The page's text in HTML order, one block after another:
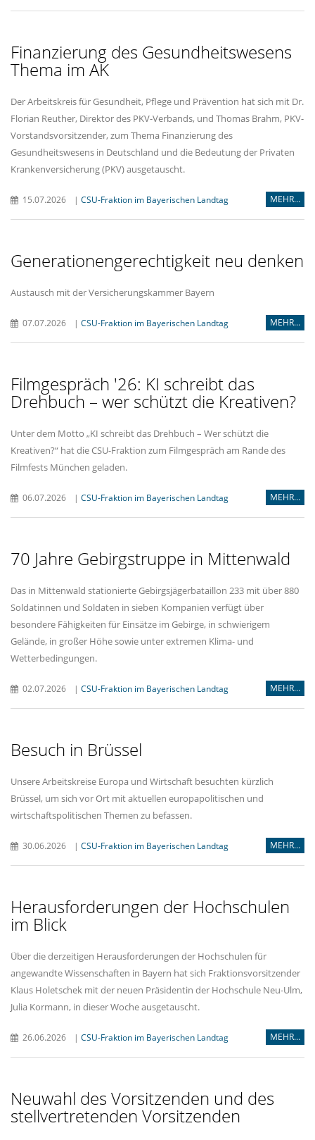
Finanzierung des Gesundheitswesens
Thema im AK
Der Arbeitskreis für Gesundheit, Pflege und Prävention hat sich mit Dr.
Florian Reuther, Direktor des PKV-Verbands, und Thomas Brahm, PKV-
Vorstandsvorsitzender, zum Thema Finanzierung des
Gesundheitswesens in Deutschland und die Bedeutung der Privaten
Krankenversicherung (PKV) ausgetauscht.
15.07.2026 | CSU-Fraktion im Bayerischen Landtag MEHR...
Generationengerechtigkeit neu denken
Austausch mit der Versicherungskammer Bayern
07.07.2026 | CSU-Fraktion im Bayerischen Landtag MEHR...
Filmgespräch '26: KI schreibt das
Drehbuch – wer schützt die Kreativen?
Unter dem Motto „KI schreibt das Drehbuch – Wer schützt die
Kreativen?“ hat die CSU-Fraktion zum Filmgespräch am Rande des
Filmfests München geladen.
06.07.2026 | CSU-Fraktion im Bayerischen Landtag MEHR...
70 Jahre Gebirgstruppe in Mittenwald
Das in Mittenwald stationierte Gebirgsjägerbataillon 233 mit über 880
Soldatinnen und Soldaten in sieben Kompanien verfügt über
besondere Fähigkeiten für Einsätze im Gebirge, in schwierigem
Gelände, in großer Höhe sowie unter extremen Klima- und
Wetterbedingungen.
02.07.2026 | CSU-Fraktion im Bayerischen Landtag MEHR...
Besuch in Brüssel
Unsere Arbeitskreise Europa und Wirtschaft besuchten kürzlich
Brüssel, um sich vor Ort mit aktuellen europapolitischen und
wirtschaftspolitischen Themen zu befassen.
30.06.2026 | CSU-Fraktion im Bayerischen Landtag MEHR...
Herausforderungen der Hochschulen
im Blick
Über die derzeitigen Herausforderungen der Hochschulen für
angewandte Wissenschaften in Bayern hat sich Fraktionsvorsitzender
Klaus Holetschek mit der neuen Präsidentin der Hochschule Neu-Ulm,
Julia Kormann, in dieser Woche ausgetauscht.
26.06.2026 | CSU-Fraktion im Bayerischen Landtag MEHR...
Neuwahl des Vorsitzenden und des
stellvertretenden Vorsitzenden